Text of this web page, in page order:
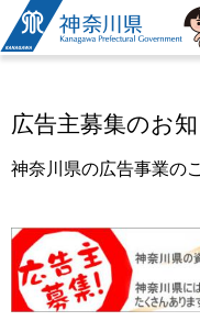
神奈川県
広告主募集のお
神奈川県の広告事業の